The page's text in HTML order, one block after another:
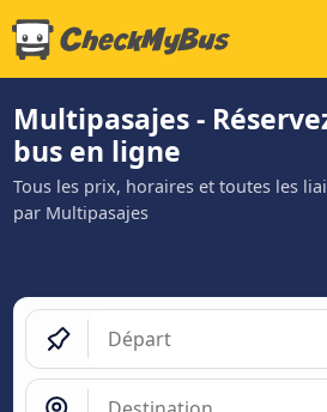
Multipasajes -
bus en ligne
Tous les prix, horaires et toutes les
par Multipasajes